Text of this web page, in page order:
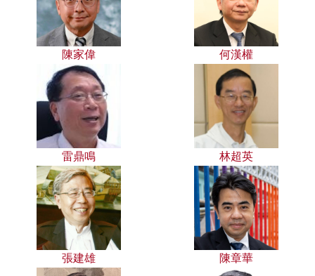
陳家偉 何漢權
雷鼎鳴 林超英
張建雄 陳章華